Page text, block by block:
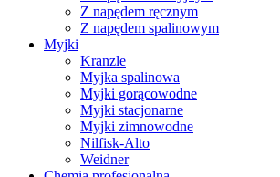
Z napędem ręcznym
Z napędem spalinowym
Myjki
Kranzle
Myjka spalinowa
Myjki gorącowodne
Myjki stacjonarne
Myjki zimnowodne
Nilfisk-Alto
Weidner